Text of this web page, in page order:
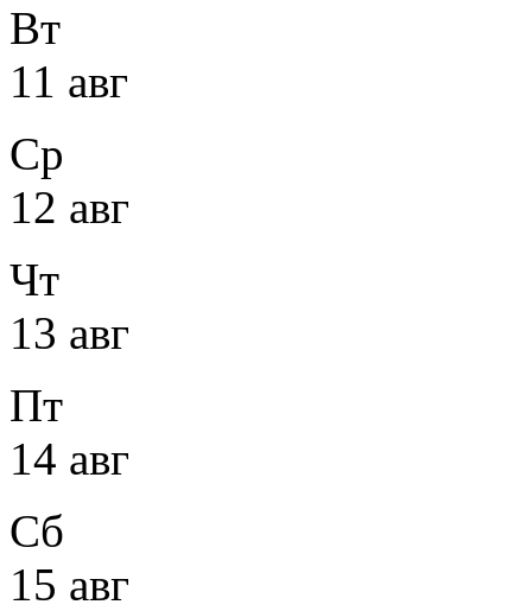
Вт
11 авг
Ср
12 авг
Чт
13 авг
Пт
14 авг
Сб
15 авг